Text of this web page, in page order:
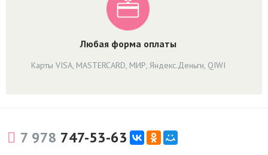
Любая форма оплаты
Карты VISA, MASTERCARD, МИР, Яндекс.Деньги, QIWI
7 978 747-53-63